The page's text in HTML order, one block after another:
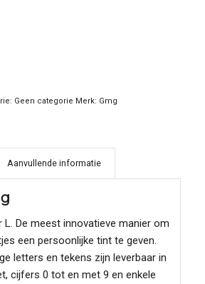
Geen categorie Merk: Gmg
Aanvullende informatie
L. De meest innovatieve manier om
een persoonlijke tint te geven.
letters en tekens zijn leverbaar in
cijfers 0 tot en met 9 en enkele